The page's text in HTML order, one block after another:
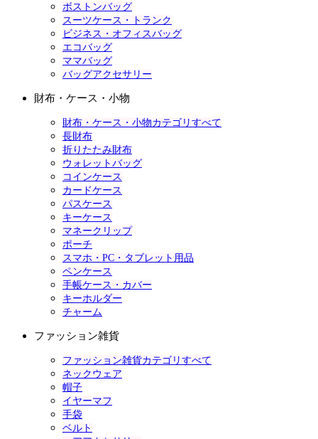
ボストンバッグ
スーツケース・トランク
ビジネス・オフィスバッグ
エコバッグ
ママバッグ
バッグアクセサリー
財布・ケース・小物
財布・ケース・小物カテゴリすべて
長財布
折りたたみ財布
ウォレットバッグ
コインケース
カードケース
パスケース
キーケース
マネークリップ
ポーチ
スマホ・PC・タブレット用品
ペンケース
手帳ケース・カバー
キーホルダー
チャーム
ファッション雑貨
ファッション雑貨カテゴリすべて
ネックウェア
帽子
イヤーマフ
手袋
ベルト